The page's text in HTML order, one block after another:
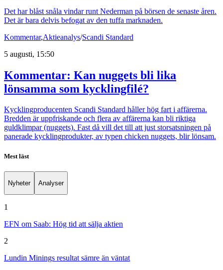
Det har blåst snåla vindar runt Nederman på börsen de senaste åren.
Det är bara delvis befogat av den tuffa marknaden.
Kommentar,Aktieanalys/Scandi Standard
5 augusti, 15:50
Kommentar: Kan nuggets bli lika
lönsamma som kycklingfilé?
Kycklingproducenten Scandi Standard håller hög fart i affärerna.
Bredden är uppfriskande och flera av affärerna kan bli riktiga
guldklimpar (nuggets). Fast då vill det till att just storsatsningen på
panerade kycklingprodukter, av typen chicken nuggets, blir lönsam.
Mest läst
Nyheter Analyser
1
EFN om Saab: Hög tid att sälja aktien
2
Lundin Minings resultat sämre än väntat